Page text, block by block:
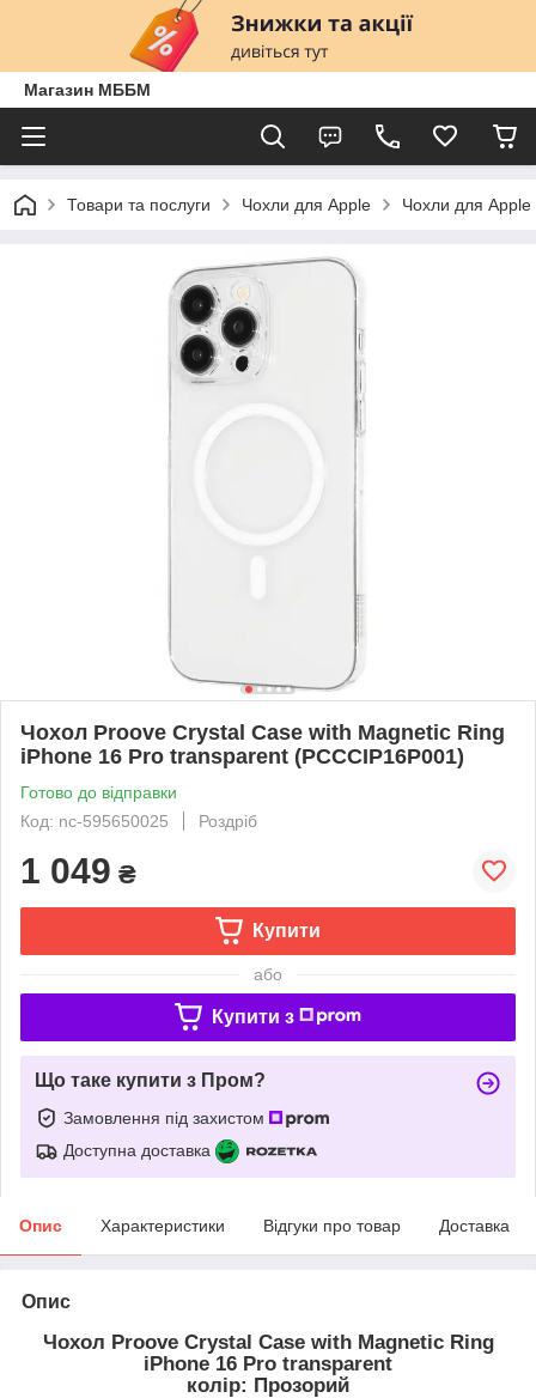
Магазин МББМ
Товари та послуги Чохли для Apple Чохли для Apple
Чохол Proove Crystal Case with Magnetic Ring
iPhone 16 Pro transparent (PCCCIP16P001)
Готово до відправки
Код: nc-595650025
Роздріб
1 049 ₴
Купити
або
Купити з
Що таке купити з Пром?
Замовлення під захистом
Доступна доставка
Опис Характеристики Відгуки про товар Доставка
Опис
Чохол Proove Crystal Case with Magnetic Ring
iPhone 16 Pro transparent
колір: Прозорий